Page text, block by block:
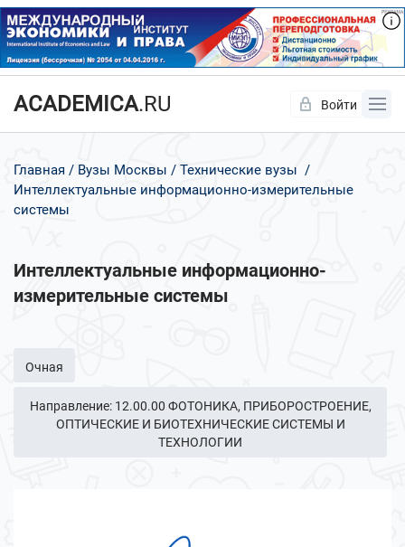
ACADEMICA.RU Войти
Главная Вузы Москвы
Технические вузы
Интеллектуальные информационно-измерительные
системы
Интеллектуальные информационно-
измерительные системы
Очная
Направление: 12.00.00 ФОТОНИКА, ПРИБОРОСТРОЕНИЕ,
ОПТИЧЕСКИЕ И БИОТЕХНИЧЕСКИЕ СИСТЕМЫ И
ТЕХНОЛОГИИ
Да Нет